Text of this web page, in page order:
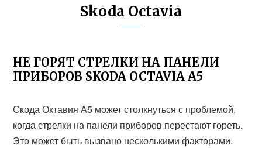
Skoda Octavia
НЕ ГОРЯТ СТРЕЛКИ НА ПАНЕЛИ
ПРИБОРОВ SKODA OCTAVIA A5
Скода Октавия А5 может столкнуться с проблемой,
когда стрелки на панели приборов перестают гореть.
Это может быть вызвано несколькими факторами.